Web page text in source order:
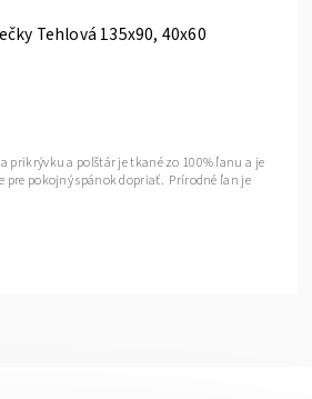
Tehlová 135x90, 40x60
prikrývku a polštár je tkané zo 100% ľanu a je
pre pokojný spánok dopriať. Prírodné ľan je